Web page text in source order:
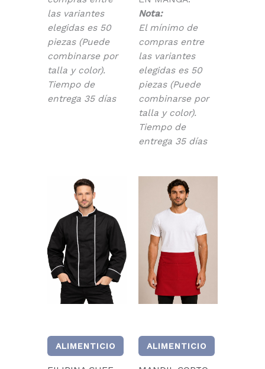
las variantes
elegidas es 50
piezas (Puede
combinarse por
talla y color).
Tiempo de
entrega 35 días
Nota:
El mínimo de
compras entre
las variantes
elegidas es 50
piezas (Puede
combinarse por
talla y color).
Tiempo de
entrega 35 días
ALIMENTICIO ALIMENTICIO